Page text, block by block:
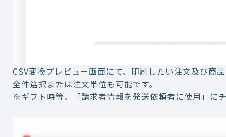
CSV変換プレビュー画面にて、印刷したい注文及び商
全件選択または注文単位も可能です。
※ギフト時等、「請求者情報を発送依頼者に使用」に